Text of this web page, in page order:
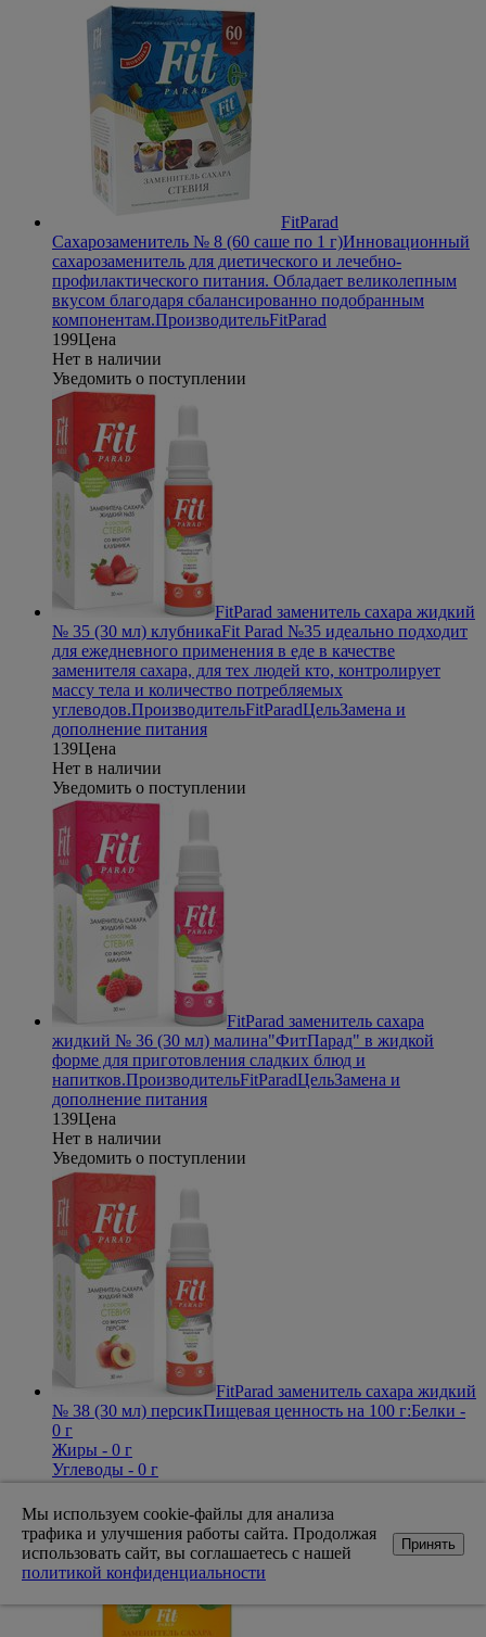
FitParad
Сахарозаменитель № 8 (60 саше по 1 г)Инновационный
сахарозаменитель для диетического и лечебно-
профилактического питания. Обладает великолепным
вкусом благодаря сбалансированно подобранным
компонентам.ПроизводительFitParad
199Цена
Нет в наличии
Уведомить о поступлении
FitParad заменитель сахара жидкий
№ 35 (30 мл) клубникаFit Parad №35 идеально подходит
для ежедневного применения в еде в качестве
заменителя сахара, для тех людей кто, контролирует
массу тела и количество потребляемых
углеводов.ПроизводительFitParadЦельЗамена и
дополнение питания
139Цена
Нет в наличии
Уведомить о поступлении
FitParad заменитель сахара
жидкий № 36 (30 мл) малина"ФитПарад" в жидкой
форме для приготовления сладких блюд и
напитков.ПроизводительFitParadЦельЗамена и
дополнение питания
139Цена
Нет в наличии
Уведомить о поступлении
FitParad заменитель сахара жидкий
№ 38 (30 мл) персикПищевая ценность на 100 г:Белки -
0 г
Жиры - 0 г
Углеводы - 0 г
На основе стевииПроизводительFitParadЦельЗамена и
дополнение питания
139Цена
Нет в наличии
Уведомить о поступлении
Мы используем cookie-файлы для анализа
трафика и улучшения работы сайта. Продолжая
использовать сайт, вы соглашаетесь с нашей
политикой конфиденциальности
Принять